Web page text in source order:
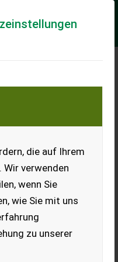
die auf Ihrem
verwenden
wenn Sie
wie Sie mit uns
zu unserer
Baumaschinen –
Zapfwellengenerator
Zapfwellengenerator
kVA, Haus- und
Neu, Bj. 2022.
0